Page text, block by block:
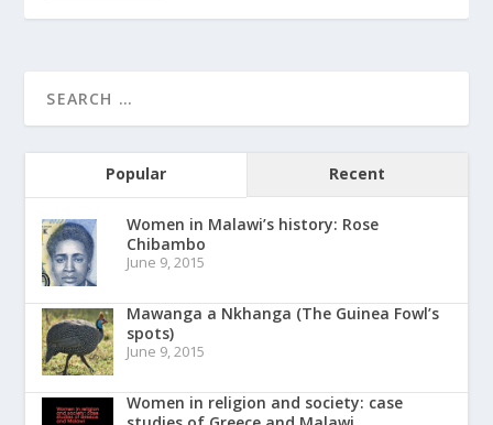
Popular Recent
Women in Malawi’s history: Rose
Chibambo
June 9, 2015
Mawanga a Nkhanga (The Guinea Fowl’s
spots)
June 9, 2015
Women in religion and society: case